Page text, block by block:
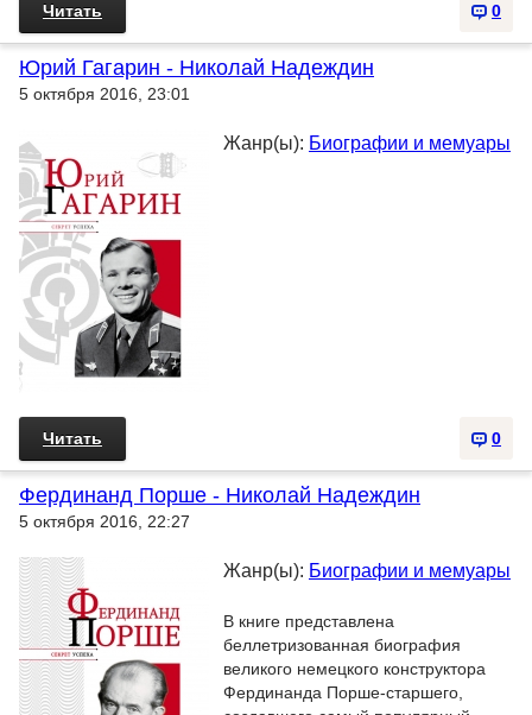
0
Читать
Юрий Гагарин - Николай Надеждин
5 октября 2016, 23:01
Жанр(ы): Биографии и мемуары
0
Читать
Фердинанд Порше - Николай Надеждин
5 октября 2016, 22:27
Жанр(ы): Биографии и мемуары
В книге представлена
беллетризованная биография
великого немецкого конструктора
Фердинанда Порше-старшего,